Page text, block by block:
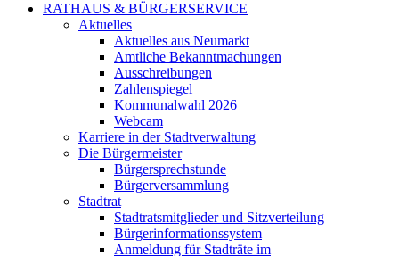
RATHAUS & BÜRGERSERVICE
Aktuelles
Aktuelles aus Neumarkt
Amtliche Bekanntmachungen
Ausschreibungen
Zahlenspiegel
Kommunalwahl 2026
Webcam
Karriere in der Stadtverwaltung
Die Bürgermeister
Bürgersprechstunde
Bürgerversammlung
Stadtrat
Stadtratsmitglieder und Sitzverteilung
Bürgerinformationssystem
Anmeldung für Stadträte im